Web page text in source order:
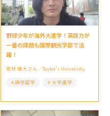
野球少年が海外大進学！英語力が
一番の課題も国際観光学部で活
躍！
若林 康大さん／Taylor’s University
語学留学
大学進学